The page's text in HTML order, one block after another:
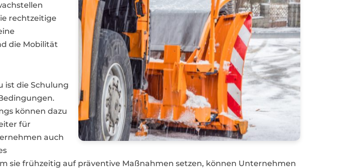
rechtzeitige
die Mobilität
ist die Schulung
können dazu
für
auch
sie frühzeitig auf präventive Maßnahmen setzen, können Unternehmen